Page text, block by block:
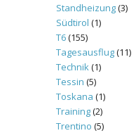
Standheizung(3)
Südtirol (1)
T6(155)
Tagesausflug(11)
Technik(1)
Tessin (5)
Toskana (1)
Training(2)
Trentino (5)